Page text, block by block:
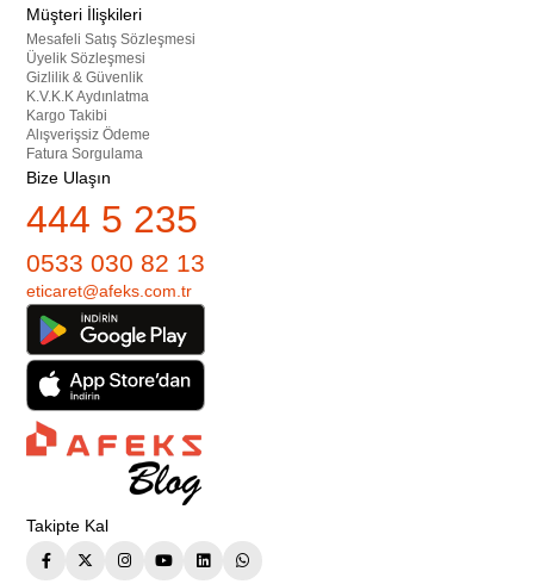
Müşteri İlişkileri
Mesafeli Satış Sözleşmesi
Üyelik Sözleşmesi
Gizlilik & Güvenlik
K.V.K.K Aydınlatma
Kargo Takibi
Alışverişsiz Ödeme
Fatura Sorgulama
Bize Ulaşın
444 5 235
0533 030 82 13
eticaret@afeks.com.tr
Takipte Kal